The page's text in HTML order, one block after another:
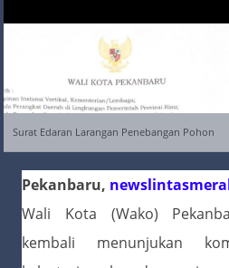
Surat Edaran Larangan Penebangan Pohon
Pekanbaru,
Wali Kota (Wako)
kembali menunjukan